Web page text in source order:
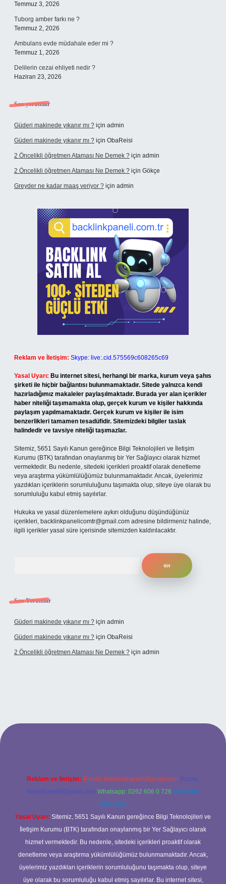
Temmuz 3, 2026
Tuborg amber farkı ne ?
Temmuz 2, 2026
Ambulans evde müdahale eder mi ?
Temmuz 1, 2026
Delilerin cezai ehliyeti nedir ?
Haziran 23, 2026
Son yorumlar
Güderi makinede yıkanır mı ? için admin
Güderi makinede yıkanır mı ? için ObaReisi
2 Öncelikli öğretmen Ataması Ne Demek ? için admin
2 Öncelikli öğretmen Ataması Ne Demek ? için Gökçe
Greyder ne kadar maaş veriyor ? için admin
Reklam ve İletişim: Skype: live:.cid.575569c608265c69
Yasal Uyarı: Bu internet sitesi, herhangi bir marka, kurum veya şahıs
şirketi ile hiçbir bağlantısı bulunmamaktadır. Sitede yalnızca kendi
hazırladığımız makaleler paylaşılmaktadır. Burada yer alan içerikler
haber niteliği taşımamakta olup, gerçek kurum ve kişiler hakkında
paylaşım yapılmamaktadır. Gerçek kurum ve kişiler ile isim
benzerlikleri tamamen tesadüfidir. Sitemizdeki bilgiler taslak
halindedir ve tavsiye niteliği taşımazlar.
Sitemiz, 5651 Sayılı Kanun gereğince Bilgi Teknolojileri ve İletişim
Kurumu (BTK) tarafından onaylanmış bir Yer Sağlayıcı olarak hizmet
vermektedir. Bu nedenle, sitedeki içerikleri proaktif olarak denetleme
veya araştırma yükümlülüğümüz bulunmamaktadır. Ancak, üyelerimiz
yazdıkları içeriklerin sorumluluğunu taşımakta olup, siteye üye olarak bu
sorumluluğu kabul etmiş sayılırlar.
Hukuka ve yasal düzenlemelere aykırı olduğunu düşündüğünüz
içerikleri, backlinkpanelicomtr@gmail.com adresine bildirmeniz halinde,
ilgili içerikler yasal süre içerisinde sitemizden kaldırılacaktır.
Son Yorumlar
Güderi makinede yıkanır mı ? için admin
Güderi makinede yıkanır mı ? için ObaReisi
2 Öncelikli öğretmen Ataması Ne Demek ? için admin
Reklam ve İletişim: E-mail: backlinkpaneli@gmail.com Teams:
forumhizmeti@gmail.com Whatsapp: 0262 606 0 726 Telegram:
@karabul
Yasal Uyarı: Sitemiz, 5651 Sayılı Kanun gereğince Bilgi Teknolojileri ve
İletişim Kurumu (BTK) tarafından onaylanmış bir Yer Sağlayıcı olarak
hizmet vermektedir. Bu nedenle, sitedeki içerikleri proaktif olarak
denetleme veya araştırma yükümlülüğümüz bulunmamaktadır. Ancak,
üyelerimiz yazdıkları içeriklerin sorumluluğunu taşımakta olup, siteye
üye olarak bu sorumluluğu kabul etmiş sayılırlar. Bu internet sitesi,